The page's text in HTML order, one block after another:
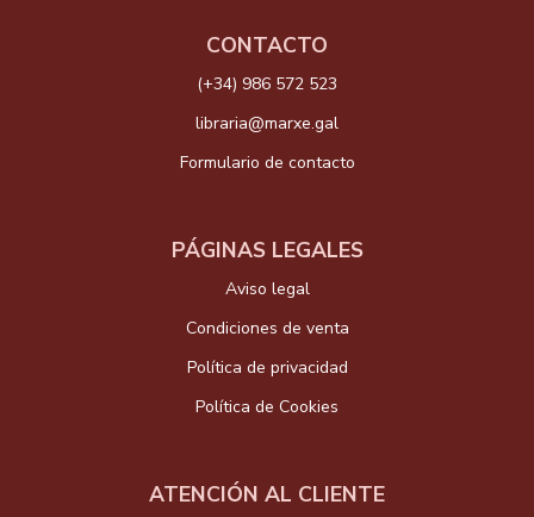
CONTACTO
(+34) 986 572 523
libraria@marxe.gal
Formulario de contacto
PÁGINAS LEGALES
Aviso legal
Condiciones de venta
Política de privacidad
Política de Cookies
ATENCIÓN AL CLIENTE